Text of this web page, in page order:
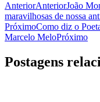
AnteriorAnteriorJoão
maravilhosas de nossa
PróximoComo diz o
Marcelo MeloPróximo
Postagens